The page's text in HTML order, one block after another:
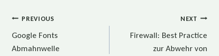
Beitragsnavigation
PREVIOUS
Google Fonts
Abmahnwelle
NEXT
Firewall: Best Practice
zur Abwehr von